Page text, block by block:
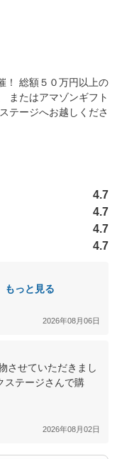
！ 総額５０万円以上の
またはアマゾンギフト
テージへお越しくださ
4.7
4.7
4.7
4.7
もっと見る
2026年08月06日
させていただきまし
ステージさんで購
2026年08月02日